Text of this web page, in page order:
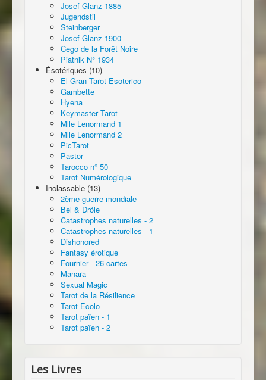
Josef Glanz 1885
Jugendstil
Steinberger
Josef Glanz 1900
Cego de la Forêt Noire
Piatnik N° 1934
Ésotériques (10)
El Gran Tarot Esoterico
Gambette
Hyena
Keymaster Tarot
Mlle Lenormand 1
Mlle Lenormand 2
PicTarot
Pastor
Tarocco n° 50
Tarot Numérologique
Inclassable (13)
2ème guerre mondiale
Bel & Drôle
Catastrophes naturelles - 2
Catastrophes naturelles - 1
Dishonored
Fantasy érotique
Fournier - 26 cartes
Manara
Sexual Magic
Tarot de la Résilience
Tarot Ecolo
Tarot païen - 1
Tarot païen - 2
Les Livres